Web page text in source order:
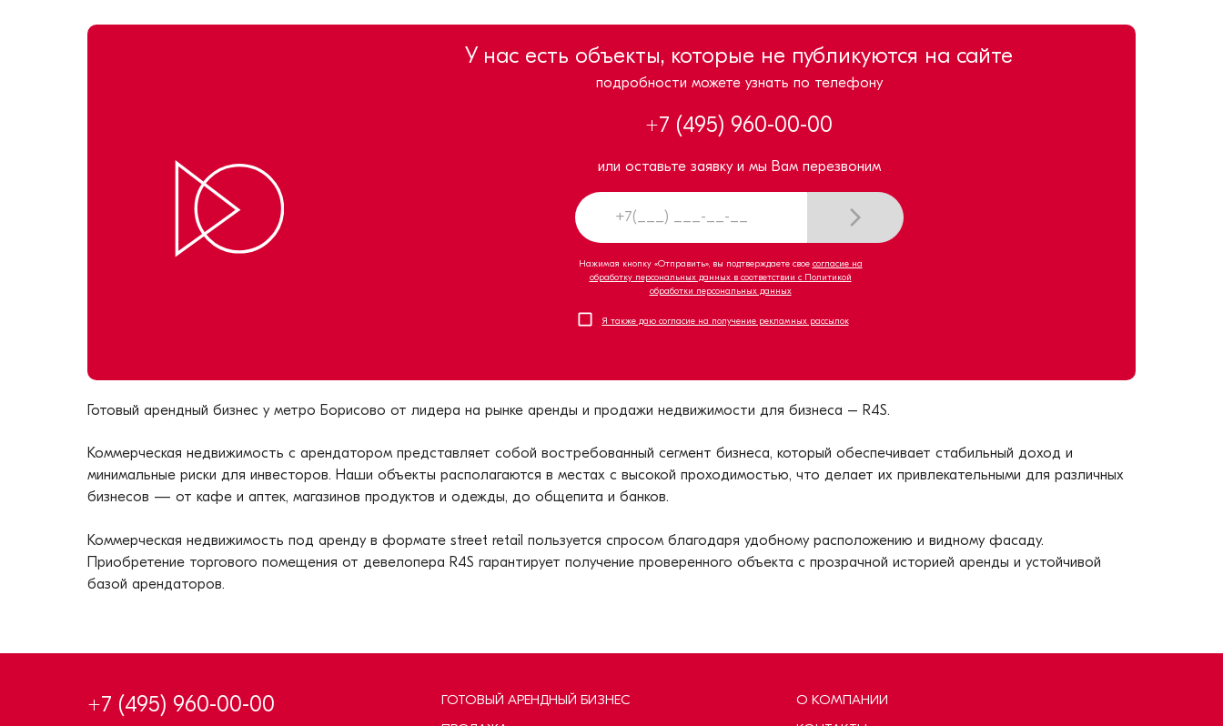
У нас есть объекты, которые не публикуются на сайте
подробности можете узнать по телефону
+7 (495) 960-00-00
или оставьте заявку и мы Вам перезвоним
Нажимая кнопку «Отправить», вы подтверждаете свое согласие на
обработку персональных данных в соответствии с Политикой
обработки персональных данных
Я также даю согласие на получение рекламных рассылок
Готовый арендный бизнес у метро Борисово от лидера на рынке аренды и продажи недвижимости для бизнеса – R4S.
Коммерческая недвижимость с арендатором представляет собой востребованный сегмент бизнеса, который обеспечивает стабильный доход и
минимальные риски для инвесторов. Наши объекты располагаются в местах с высокой проходимостью, что делает их привлекательными для различных
бизнесов — от кафе и аптек, магазинов продуктов и одежды, до общепита и банков.
Коммерческая недвижимость под аренду в формате street retail пользуется спросом благодаря удобному расположению и видному фасаду.
Приобретение торгового помещения от девелопера R4S гарантирует получение проверенного объекта с прозрачной историей аренды и устойчивой
базой арендаторов.
+7 (495) 960-00-00
ГОТОВЫЙ АРЕНДНЫЙ БИЗНЕС
О КОМПАНИИ